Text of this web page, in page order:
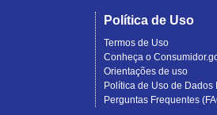
Política de Uso
Termos de Uso
Conheça o
Orientações de uso
Política de Uso de Dados
Perguntas Frequentes